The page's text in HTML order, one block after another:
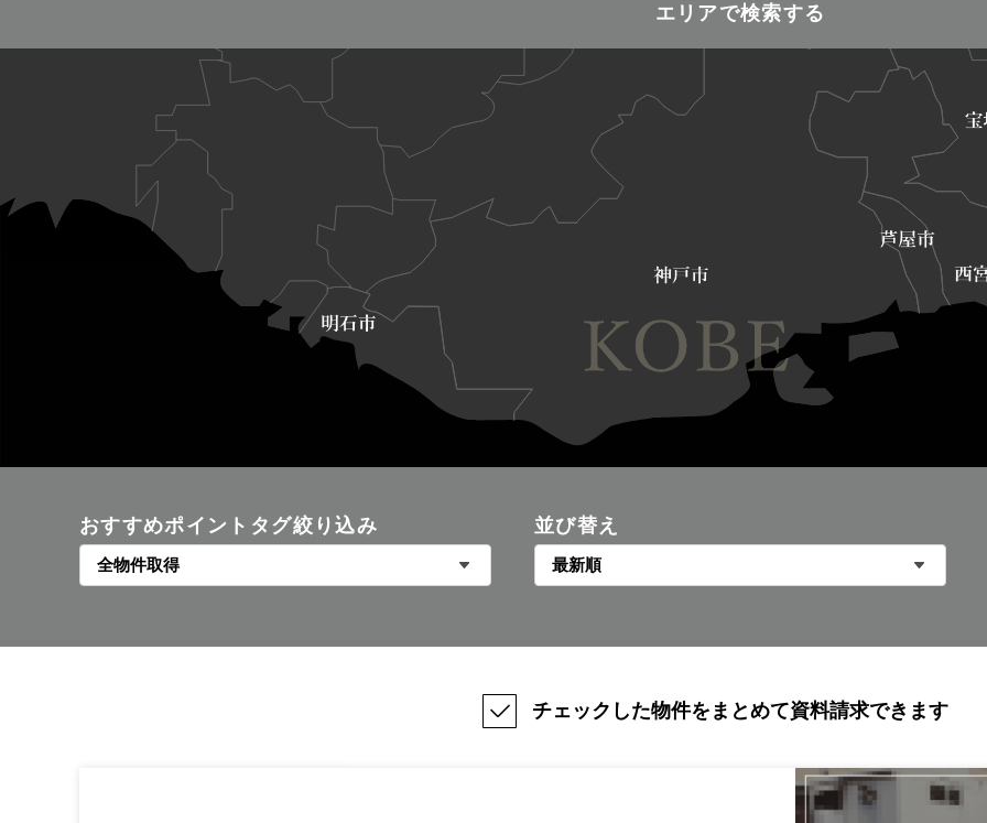
エリアで検索する
おすすめポイントタグ絞り込み 並び替え
チェックした物件をまとめて資料請求できます